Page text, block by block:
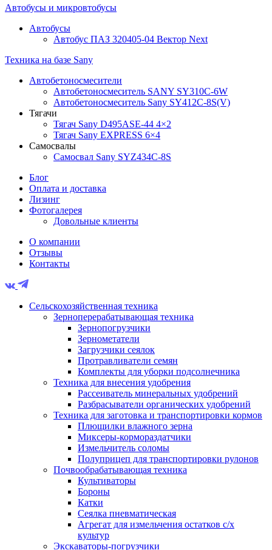
Автобусы и микровтобусы
Автобусы
Автобус ПАЗ 320405-04 Вектор Next
Техника на базе Sany
Автобетоносмесители
Автобетоносмеситель SANY SY310C-6W
Автобетоносмеситель Sany SY412C-8S(V)
Тягачи
Тягач Sany D495ASE-44 4×2
Тягач Sany EXPRESS 6×4
Самосвалы
Самосвал Sany SYZ434C-8S
Блог
Оплата и доставка
Лизинг
Фотогалерея
Довольные клиенты
О компании
Отзывы
Контакты
Сельскохозяйственная техника
Зерноперерабатывающая техника
Зернопогрузчики
Зернометатели
Загрузчики сеялок
Протравливатели семян
Комплекты для уборки подсолнечника
Техника для внесения удобрения
Рассеиватель минеральных удобрений
Разбрасыватели органических удобрений
Техника для заготовка и транспортировки кормов
Плющилки влажного зерна
Миксеры-кормораздатчики
Измельчитель соломы
Полуприцеп для транспортировки рулонов
Почвообрабатывающая техника
Культиваторы
Бороны
Катки
Сеялка пневматическая
Агрегат для измельчения остатков с/х
культур
Экскаваторы-погрузчики